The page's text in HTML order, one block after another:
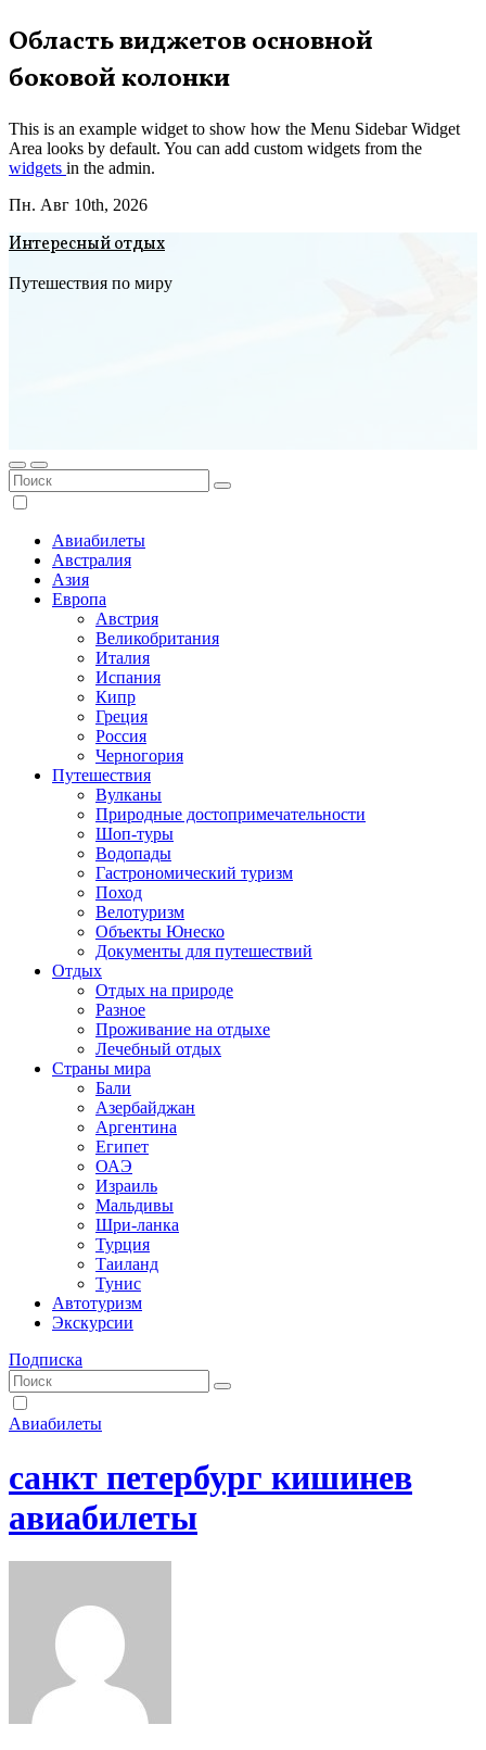
Перейти
к
содержимому
Область виджетов основной
боковой колонки
This is an example widget to show how the Menu Sidebar Widget
Area looks by default. You can add custom widgets from the
widgets in the admin.
Пн. Авг 10th, 2026
Интересный отдых
Путешествия по миру
Авиабилеты
Австралия
Азия
Европа
Австрия
Великобритания
Италия
Испания
Кипр
Греция
Россия
Черногория
Путешествия
Вулканы
Природные достопримечательности
Шоп-туры
Водопады
Гастрономический туризм
Поход
Велотуризм
Объекты Юнеско
Документы для путешествий
Отдых
Отдых на природе
Разное
Проживание на отдыхе
Лечебный отдых
Страны мира
Бали
Азербайджан
Аргентина
Египет
ОАЭ
Израиль
Мальдивы
Шри-ланка
Турция
Таиланд
Тунис
Автотуризм
Экскурсии
Подписка
Авиабилеты
санкт петербург кишинев
авиабилеты